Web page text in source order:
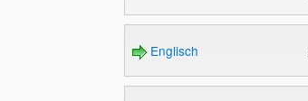
Englisch